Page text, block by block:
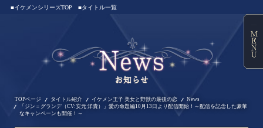
■イケメンシリーズTOP ■タイトル一覧
TOPページ タイトル紹介 イケメン王子 美女と野獣の最後の恋
News
「ジン＝グランデ（CV:安元 洋貴）」愛の命題編10月13日より配信開始！～配信を記念した豪華
なキャンペーンも開催！～